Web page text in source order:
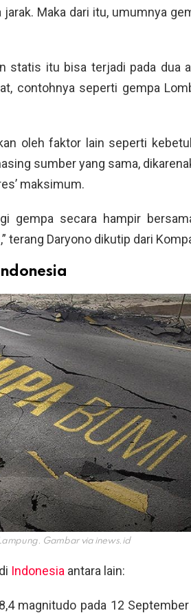
Maka dari itu, umumnya
statis itu bisa terjadi pada dua
contohnya seperti gempa
oleh faktor lain seperti
sumber yang sama,
maksimum.
gempa secara hampir
terang Daryono dikutip dari
Gambar viainews.id
Indonesia antara lain:
magnitudo pada 12